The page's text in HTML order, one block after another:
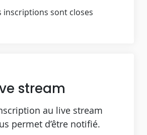
inscriptions sont closes
stream
au live stream
permet d’être notifié.